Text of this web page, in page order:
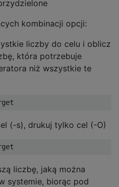
kombinacji opcji:
liczby do celu i oblicz
która potrzebuje
niż wszystkie te
(-s), drukuj tylko cel (-O)
liczbę, jaką można
systemie, biorąc pod